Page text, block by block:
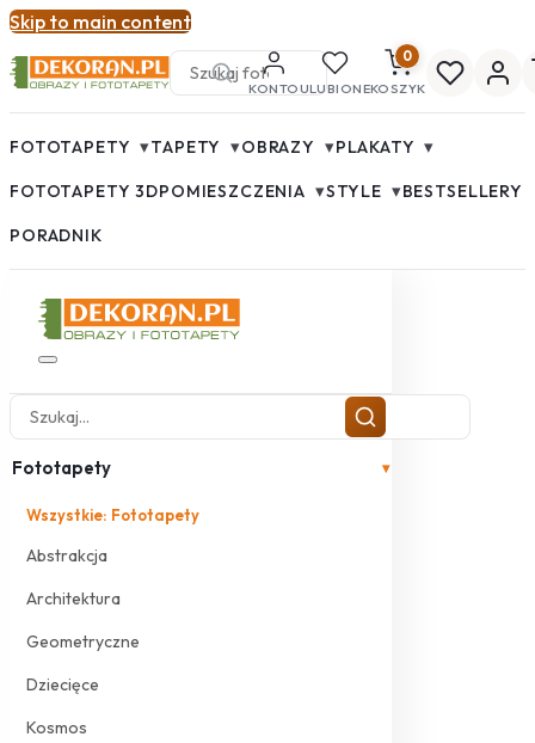
Skip to main content
KONTOULUBIONE
0
KOSZYK
FOTOTAPETY ▾TAPETY ▾OBRAZY ▾PLAKATY ▾
FOTOTAPETY 3DPOMIESZCZENIA ▾STYLE ▾BESTSELLERY
PORADNIK
Fototapety ▾
Wszystkie: Fototapety
Abstrakcja
Architektura
Geometryczne
Dziecięce
Kosmos